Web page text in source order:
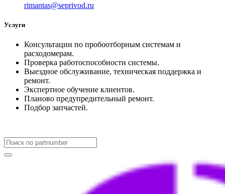
rimantas@seprivod.ru
Услуги
Консультации по пробоотборным системам и
расходомерам.
Проверка работоспособности системы.
Выездное обслуживание, техническая поддержка и
ремонт.
Экспертное обучение клиентов.
Планово предупредительный ремонт.
Подбор запчастей.